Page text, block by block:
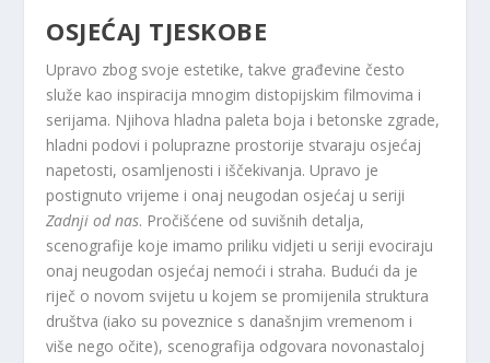
OSJEĆAJ TJESKOBE
Upravo zbog svoje estetike, takve građevine često
služe kao inspiracija mnogim distopijskim filmovima i
serijama. Njihova hladna paleta boja i betonske zgrade,
hladni podovi i poluprazne prostorije stvaraju osjećaj
napetosti, osamljenosti i iščekivanja. Upravo je
postignuto vrijeme i onaj neugodan osjećaj u seriji
Zadnji od nas. Pročišćene od suvišnih detalja,
scenografije koje imamo priliku vidjeti u seriji evociraju
onaj neugodan osjećaj nemoći i straha. Budući da je
riječ o novom svijetu u kojem se promijenila struktura
društva (iako su poveznice s današnjim vremenom i
više nego očite), scenografija odgovara novonastaloj